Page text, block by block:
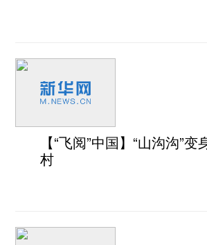
【“飞阅”中国】“山沟沟”
村